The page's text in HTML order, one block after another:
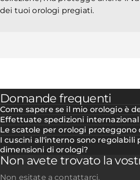
dei tuoi orologi pregiati.
Domande frequenti
Come sapere se il mio orologio è
Effettuate spedizioni
Le scatole per orologi proteggono
I cuscini all'interno sono regolabili
dimensioni di orologi?
Non avete trovato la
Non esitate a contattarci.